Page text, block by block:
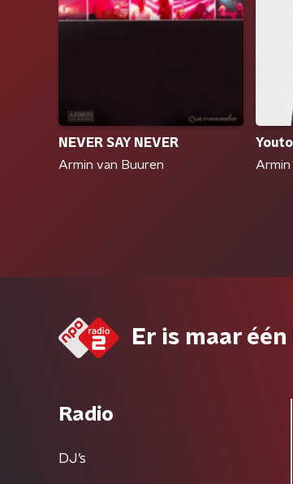
NEVER SAY NEVER
Armin van Buuren
Armin
Er is maar één
Radio
DJ’s